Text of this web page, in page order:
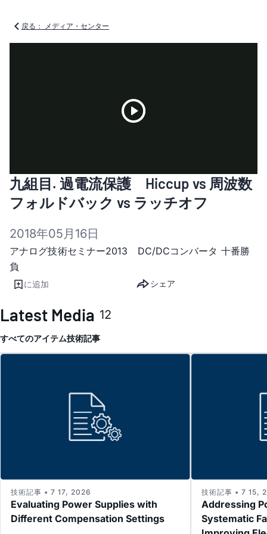
戻る： メディア・センター
Video
九組目. 過電流保護 Hiccup vs 周波数
フォルドバック vs ラッチオフ
2018年05月16日
アナログ技術セミナー2013 DC/DCコンバータ 十番勝
負
に追加 シェア
Latest Media 12
すべてのアイテム技術記事
Evaluating Power Supplies with
Different Compensation Settings
技術記事 • 7 17, 2026
Addressing
Systematic
技術記事 • 7 15,